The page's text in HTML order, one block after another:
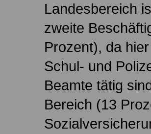
Landesbereich
zweite
Prozent), da
Schul- und
Beamte tätig
Bereich (13